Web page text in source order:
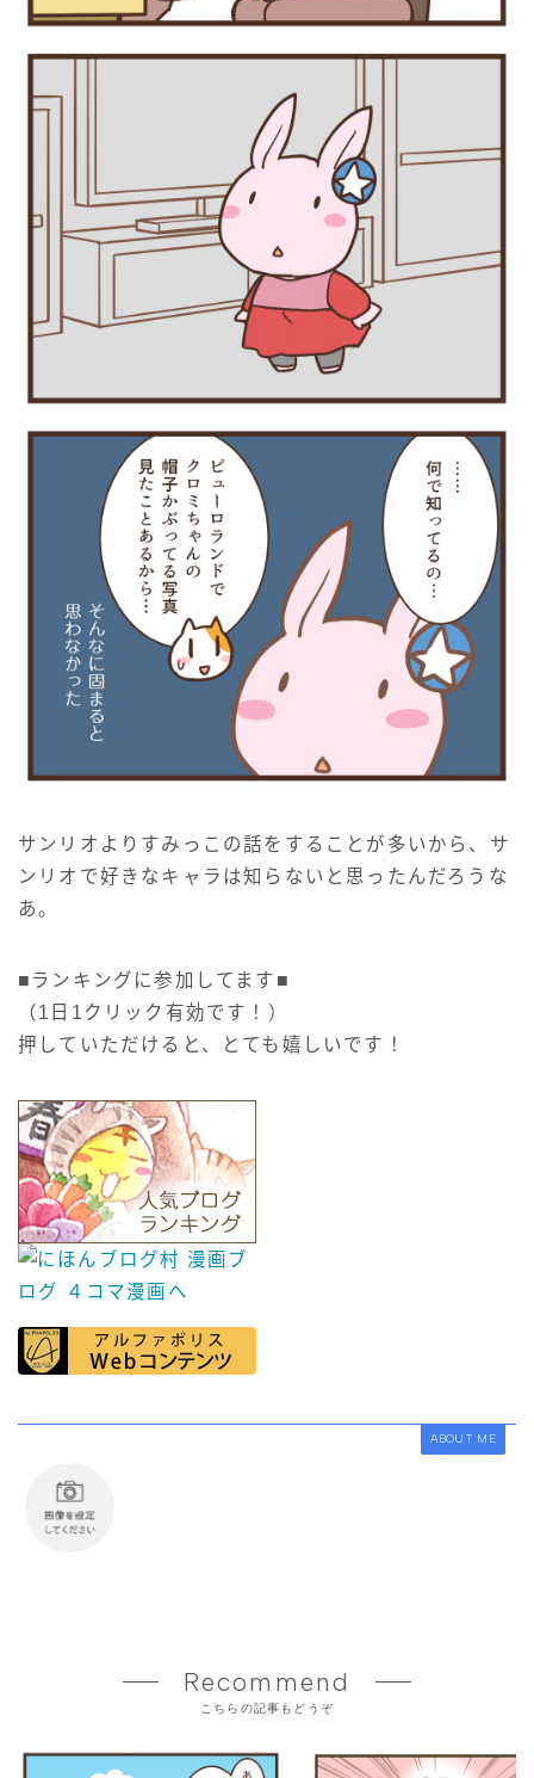
サンリオよりすみっこの話をすることが多いから、サ
ンリオで好きなキャラは知らないと思ったんだろうな
あ。
■ランキングに参加してます■
（1日1クリック有効です！）
押していただけると、とても嬉しいです！
ABOUT ME
Recommend
こちらの記事もどうぞ